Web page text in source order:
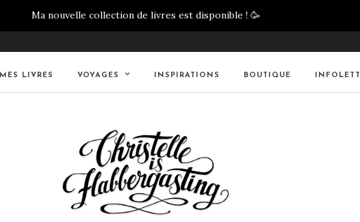
Ma nouvelle collection de livres est disponible ! 🥳
MES LIVRES VOYAGES INSPIRATIONS BOUTIQUE